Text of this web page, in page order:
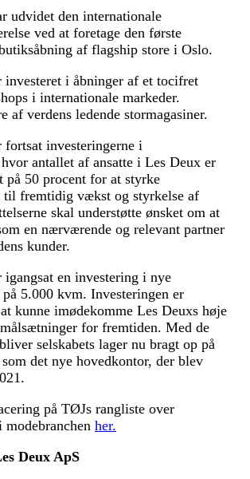
udvidet den internationale
ved at foretage den første
af flagship store i Oslo.
investeret i åbninger af et tocifret
i internationale markeder.
af verdens ledende stormagasiner.
fortsat investeringerne i
antallet af ansatte i Les Deux er
på 50 procent for at styrke
til fremtidig vækst og styrkelse af
skal understøtte ønsket om at
en nærværende og relevant partner
kunder.
igangsat en investering i nye
5.000 kvm. Investeringen er
kunne imødekomme Les Deuxs høje
for fremtiden. Med de
selskabets lager nu bragt op på
det nye hovedkontor, der blev
på TØJs rangliste over
her.
Deux ApS